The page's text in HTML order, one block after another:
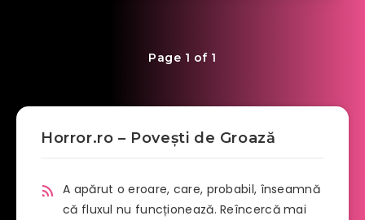
Page 1 of 1
Horror.ro – Povești de Groază
A apărut o eroare, care, probabil, înseamnă
că fluxul nu funcționează. Reîncercă mai